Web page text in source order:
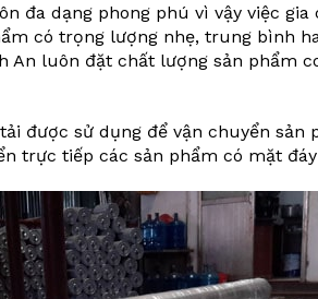
đa dạng phong phú vì vậy việc gia
có trọng lượng nhẹ, trung bình
An luôn đặt chất lượng sản phẩm
được sử dụng để vận chuyển sản
trực tiếp các sản phẩm có mặt